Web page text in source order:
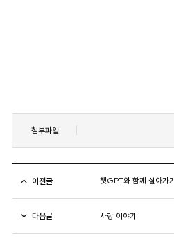
첨부파일
이전글 챗GPT와 함께 살아가기
다음글 사랑 이야기